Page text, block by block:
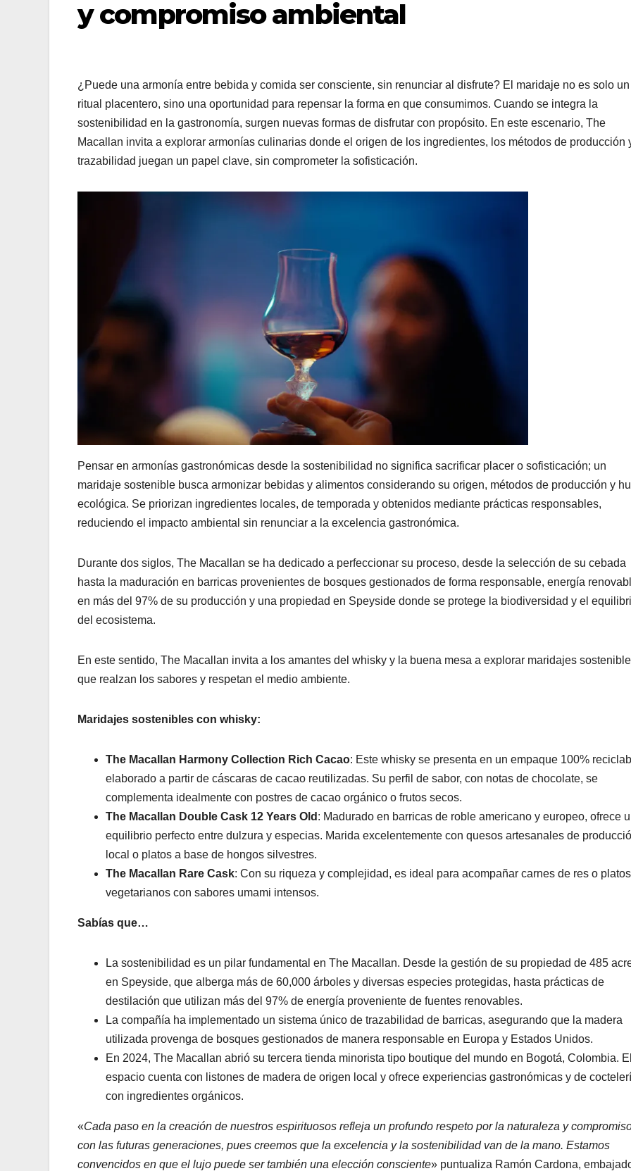
y compromiso ambiental
¿Puede una armonía entre bebida y comida ser consciente, sin renunciar al disfrute? El maridaje no es solo un
ritual placentero, sino una oportunidad para repensar la forma en que consumimos. Cuando se integra la
sostenibilidad en la gastronomía, surgen nuevas formas de disfrutar con propósito. En este escenario, The
Macallan invita a explorar armonías culinarias donde el origen de los ingredientes, los métodos de producción
trazabilidad juegan un papel clave, sin comprometer la sofisticación.
Pensar en armonías gastronómicas desde la sostenibilidad no significa sacrificar placer o sofisticación; un
maridaje sostenible busca armonizar bebidas y alimentos considerando su origen, métodos de producción y
ecológica. Se priorizan ingredientes locales, de temporada y obtenidos mediante prácticas responsables,
reduciendo el impacto ambiental sin renunciar a la excelencia gastronómica.
Durante dos siglos, The Macallan se ha dedicado a perfeccionar su proceso, desde la selección de su cebada
hasta la maduración en barricas provenientes de bosques gestionados de forma responsable, energía
en más del 97% de su producción y una propiedad en Speyside donde se protege la biodiversidad y el
del ecosistema.
En este sentido, The Macallan invita a los amantes del whisky y la buena mesa a explorar maridajes
que realzan los sabores y respetan el medio ambiente.
Maridajes sostenibles con whisky:
The Macallan Harmony Collection Rich Cacao: Este whisky se presenta en un empaque 100%
elaborado a partir de cáscaras de cacao reutilizadas. Su perfil de sabor, con notas de chocolate, se
complementa idealmente con postres de cacao orgánico o frutos secos.
The Macallan Double Cask 12 Years Old : Madurado en barricas de roble americano y europeo, ofrece
equilibrio perfecto entre dulzura y especias. Marida excelentemente con quesos artesanales de
local o platos a base de hongos silvestres.
The Macallan Rare Cask: Con su riqueza y complejidad, es ideal para acompañar carnes de res o platos
vegetarianos con sabores umami intensos.
Sabías que…
La sostenibilidad es un pilar fundamental en The Macallan. Desde la gestión de su propiedad de 485
en Speyside, que alberga más de 60,000 árboles y diversas especies protegidas, hasta prácticas de
destilación que utilizan más del 97% de energía proveniente de fuentes renovables.
La compañía ha implementado un sistema único de trazabilidad de barricas, asegurando que la madera
utilizada provenga de bosques gestionados de manera responsable en Europa y Estados Unidos.
En 2024, The Macallan abrió su tercera tienda minorista tipo boutique del mundo en Bogotá, Colombia. El
espacio cuenta con listones de madera de origen local y ofrece experiencias gastronómicas y de
con ingredientes orgánicos.
«Cada paso en la creación de nuestros espirituosos refleja un profundo respeto por la naturaleza y
con las futuras generaciones, pues creemos que la excelencia y la sostenibilidad van de la mano. Estamos
convencidos en que el lujo puede ser también una elección consciente» puntualiza Ramón Cardona,